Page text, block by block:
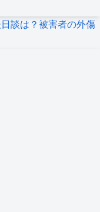
談は？被害者の外傷